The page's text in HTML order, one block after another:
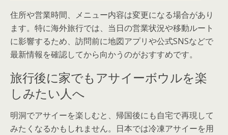
住所や営業時間、メニュー内容は変更になる場合があり
ます。特に海外旅行では、当日の営業状況や移動ルート
に影響するため、訪問前に地図アプリや公式SNSなどで
最新情報を確認してから向かうのがおすすめです。
旅行後に家でもアサイーボウルを楽
しみたい人へ
明洞でアサイーを楽しむと、帰国後にも自宅で再現して
みたくなるかもしれません。日本では冷凍アサイーを用